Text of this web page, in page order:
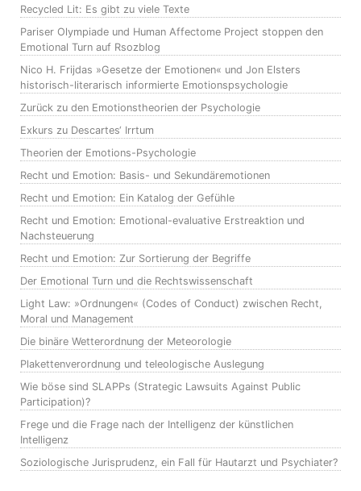
Recycled Lit: Es gibt zu viele Texte
Pariser Olympiade und Human Affectome Project stoppen den
Emotional Turn auf Rsozblog
Nico H. Frijdas »Gesetze der Emotionen« und Jon Elsters
historisch-literarisch informierte Emotionspsychologie
Zurück zu den Emotionstheorien der Psychologie
Exkurs zu Descartes‘ Irrtum
Theorien der Emotions-Psychologie
Recht und Emotion: Basis- und Sekundäremotionen
Recht und Emotion: Ein Katalog der Gefühle
Recht und Emotion: Emotional-evaluative Erstreaktion und
Nachsteuerung
Recht und Emotion: Zur Sortierung der Begriffe
Der Emotional Turn und die Rechtswissenschaft
Light Law: »Ordnungen« (Codes of Conduct) zwischen Recht,
Moral und Management
Die binäre Wetterordnung der Meteorologie
Plakettenverordnung und teleologische Auslegung
Wie böse sind SLAPPs (Strategic Lawsuits Against Public
Participation)?
Frege und die Frage nach der Intelligenz der künstlichen
Intelligenz
Soziologische Jurisprudenz, ein Fall für Hautarzt und Psychiater?